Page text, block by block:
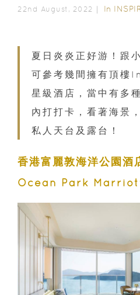
22nd August, 2022｜ In
夏日炎炎正好游！跟
可參考幾間擁有頂
星級酒店，當中有多
內打打卡，看著海景
私人天台及露台！
香港富麗敦海洋公園
Ocean Park